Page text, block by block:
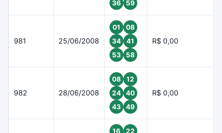
36 59
981 25/06/2008
01
08
34
41
53
58
R$ 0,00
982 28/06/2008
08
12
24
40
43
49
R$ 0,00
16
22